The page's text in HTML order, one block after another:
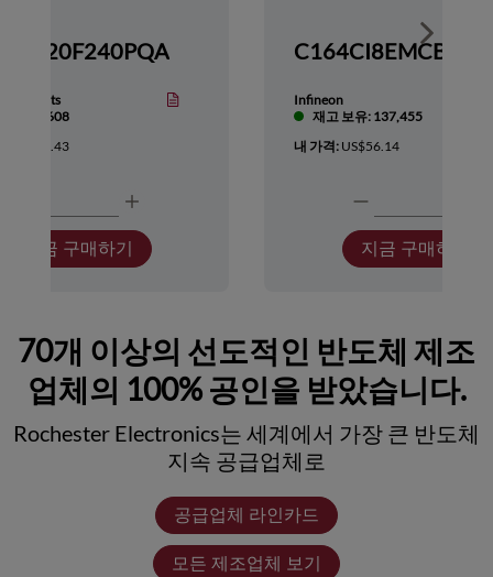
보유: 5,608
US$137.43
지금 구매하기
Infineon
재고 보유: 137,455
내 가격: US$56.14
지금 구매하기
Show
70개 이상의 선도적인 반도체 제조
업체의 100% 공인을 받았습니다.
Rochester Electronics는 세계에서 가장 큰 반도체
지속 공급업체로
공급업체 라인카드
모든 제조업체 보기